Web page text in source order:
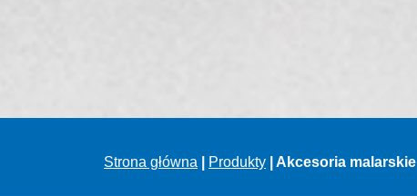
Strona główna Produkty Akcesoria malarskie